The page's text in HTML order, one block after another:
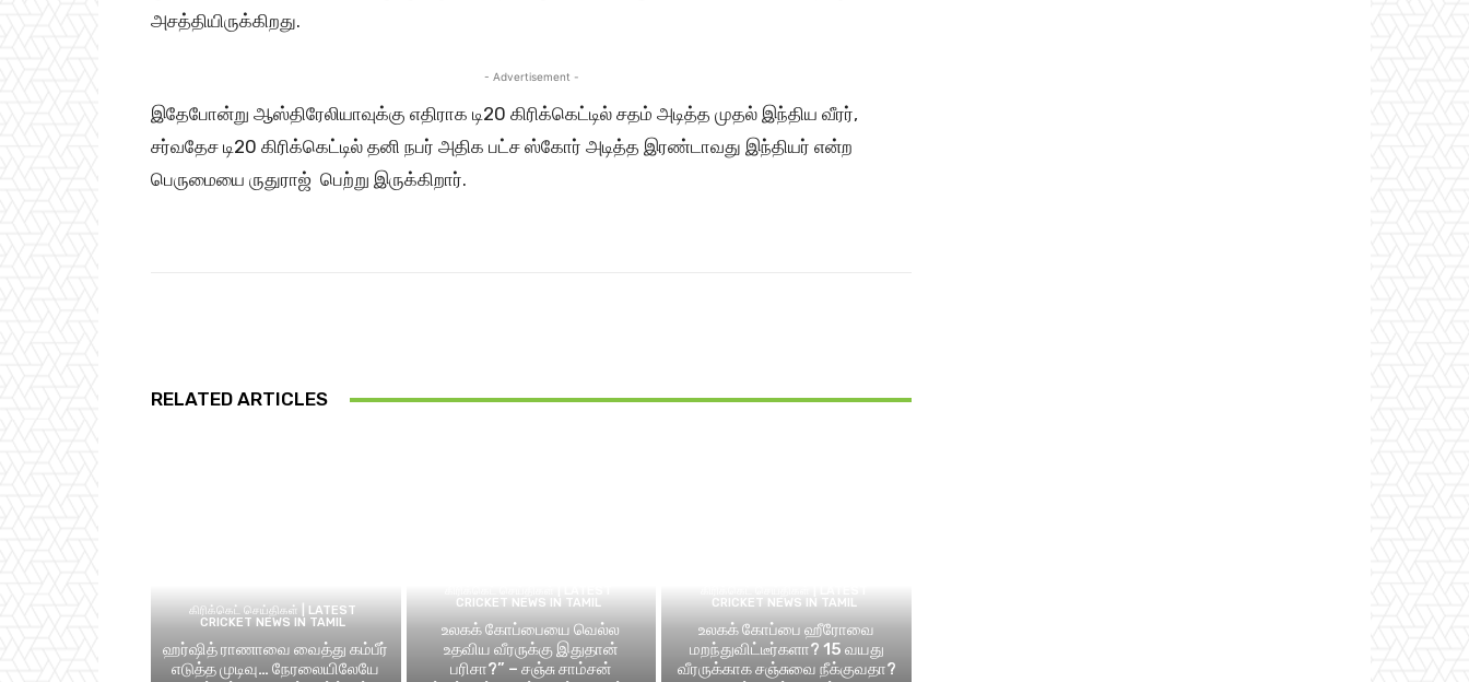
அசத்தியிருக்கிறது.
- Advertisement -
இதேபோன்று ஆஸ்திரேலியாவுக்கு எதிராக டி20 கிரிக்கெட்டில் சதம் அடித்த முதல் இந்திய வீரர்,
சர்வதேச டி20 கிரிக்கெட்டில் தனி நபர் அதிக பட்ச ஸ்கோர் அடித்த இரண்டாவது இந்தியர் என்ற
பெருமையை ருதுராஜ் பெற்று இருக்கிறார்.
RELATED ARTICLES
கிரிக்கெட் செய்திகள் | LATEST
CRICKET NEWS IN TAMIL
ஹர்ஷித் ராணாவை வைத்து கம்பீர்
எடுத்த முடிவு… நேரலையிலேயே
CRICKET NEWS IN TAMIL
உலகக் கோப்பையை வெல்ல
உதவிய வீரருக்கு இதுதான்
பரிசா?” – சஞ்சு சாம்சன்
CRICKET NEWS IN TAMIL
உலகக் கோப்பை ஹீரோவை
மறந்துவிட்டீர்களா? 15 வயது
வீரருக்காக சஞ்சுவை நீக்குவதா?